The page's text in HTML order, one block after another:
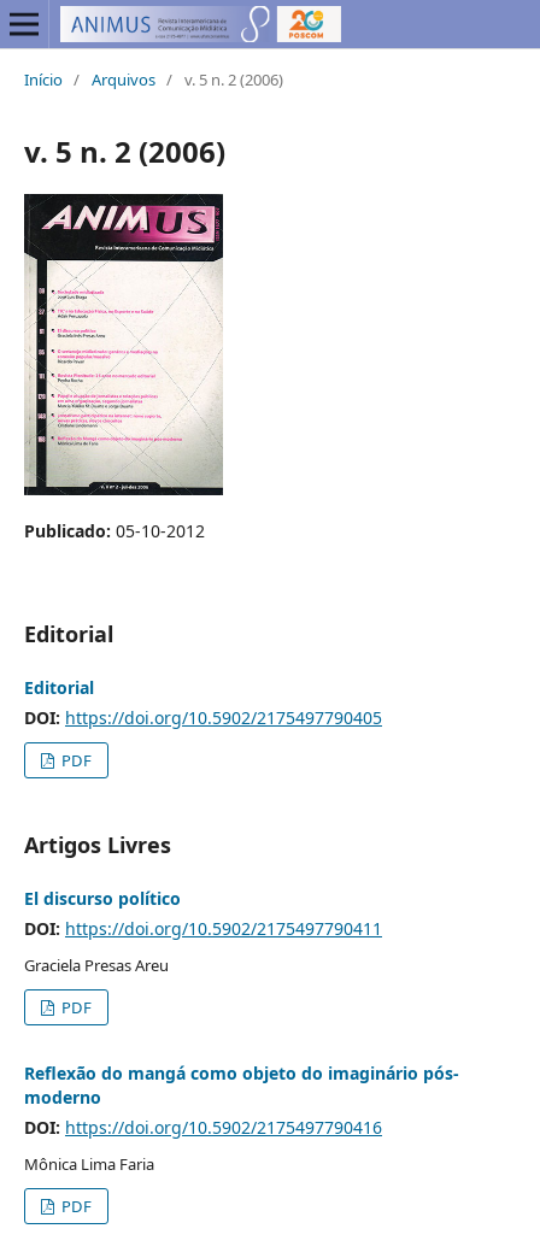
Início / Arquivos / v. 5 n. 2 (2006)
v. 5 n. 2 (2006)
Publicado: 05-10-2012
Editorial
Editorial
DOI: https://doi.org/10.5902/2175497790405
PDF
Artigos Livres
El discurso político
DOI: https://doi.org/10.5902/2175497790411
Graciela Presas Areu
PDF
Reflexão do mangá como objeto do imaginário pós-
moderno
DOI: https://doi.org/10.5902/2175497790416
Mônica Lima Faria
PDF